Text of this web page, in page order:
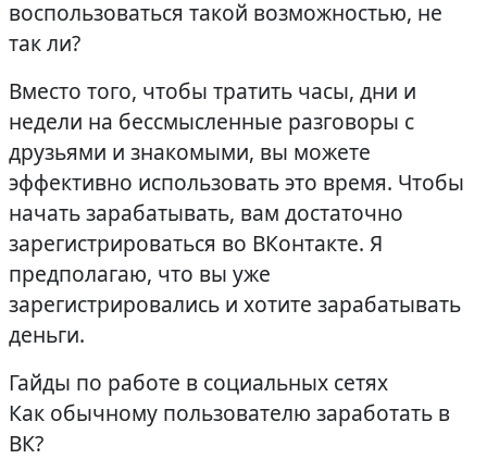
воспользоваться такой возможностью, не
так ли?
Вместо того, чтобы тратить часы, дни и
недели на бессмысленные разговоры с
друзьями и знакомыми, вы можете
эффективно использовать это время. Чтобы
начать зарабатывать, вам достаточно
зарегистрироваться во ВКонтакте. Я
предполагаю, что вы уже
зарегистрировались и хотите зарабатывать
деньги.
Гайды по работе в социальных сетях
Как обычному пользователю заработать в
ВК?